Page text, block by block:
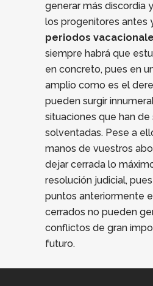
generar más discordia
los progenitores antes
periodos
siempre habrá que
en concreto, pues en
amplio como es el
pueden surgir
situaciones que han
solventadas. Pese a
manos de vuestros
dejar cerrada lo
resolución judicial,
puntos anteriormente
cerrados no pueden
conflictos de gran
futuro.